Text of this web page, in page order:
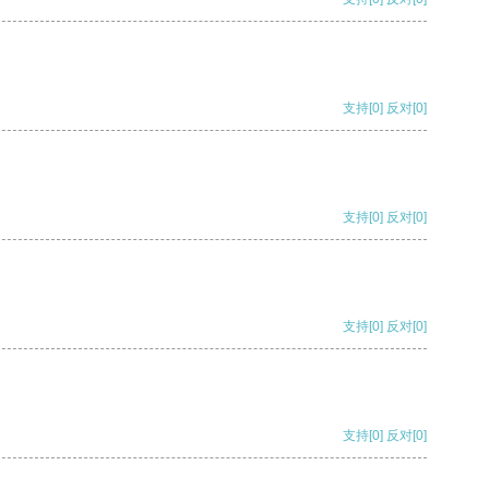
支持[0] 反对[0]
支持[0] 反对[0]
支持[0] 反对[0]
支持[0] 反对[0]